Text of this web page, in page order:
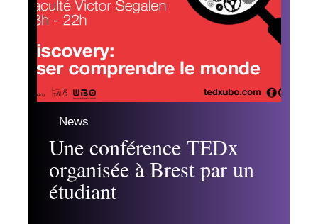
News
Une conférence TEDx
organisée à Brest par un
étudiant